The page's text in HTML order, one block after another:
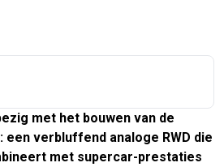
met het bouwen van de
verbluffend analoge RWD die
met supercar-prestaties